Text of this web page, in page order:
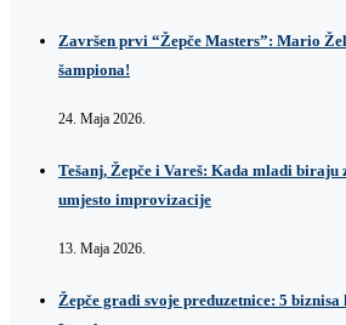
Završen prvi “Žepče Masters”: Mario
šampiona!
24. Maja 2026.
Tešanj, Žepče i Vareš: Kada mladi
umjesto improvizacije
13. Maja 2026.
Žepče gradi svoje preduzetnice: 5